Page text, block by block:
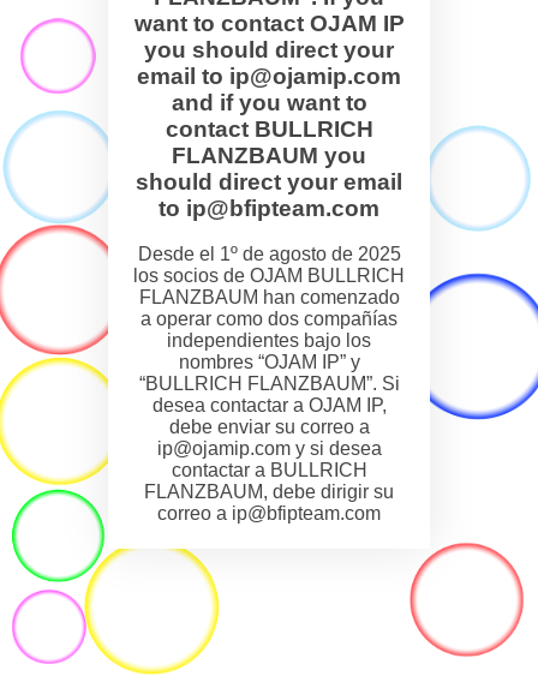
want to contact OJAM IP
you should direct your
email to ip@ojamip.com
and if you want to
contact BULLRICH
FLANZBAUM you
should direct your email
to ip@bfipteam.com
Desde el 1º de agosto de 2025
los socios de OJAM BULLRICH
FLANZBAUM han comenzado
a operar como dos compañías
independientes bajo los
nombres “OJAM IP” y
“BULLRICH FLANZBAUM”. Si
desea contactar a OJAM IP,
debe enviar su correo a
ip@ojamip.com y si desea
contactar a BULLRICH
FLANZBAUM, debe dirigir su
correo a ip@bfipteam.com